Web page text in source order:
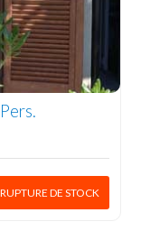
RUPTURE DE STOCK